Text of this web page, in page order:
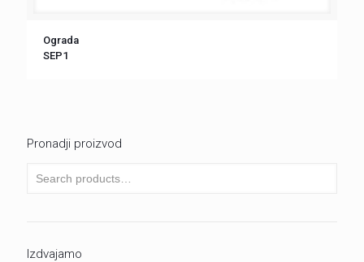
Ograda
SEP1
Pronadji proizvod
Izdvajamo